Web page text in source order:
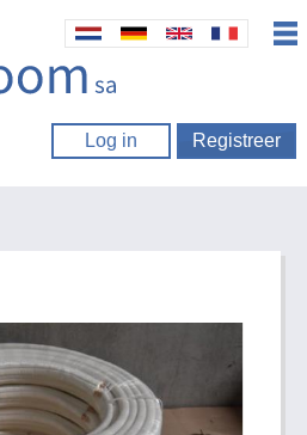
Log in Registreer